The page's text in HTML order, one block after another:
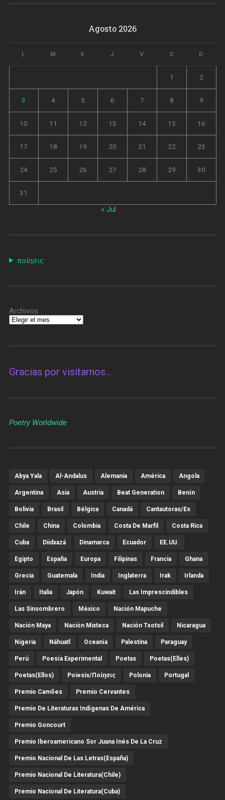
Agosto 2026
L M X J V S D
1 2
3 4 5 6 7 8 9
10 11 12 13 14 15 16
17 18 19 20 21 22 23
24 25 26 27 28 29 30
31
« Jul
ποίησις
Archivos
Gracias por visitarnos…
Poetry Worldwide
Abya Yala Al-Andalus Alemania América Angola
Argentina Asia Austria Beat Generation Benín
Bolivia Brasil Bélgica Canadá Cantautoras/es
Chile China Colombia Costa De Marfil Costa Rica
Cuba Diidxazá Dinamarca Ecuador EE.UU.
Egipto España Europa Filipinas Francia Ghana
Grecia Guatemala India Inglaterra Irak Irlanda
Irán Italia Japón Kuwait Las Imprescindibles
Las Sinsombrero México Nación Mapuche
Nación Maya Nación Mixteca Nación Tsotsil Nicaragua
Nigeria Náhuatl Oceanía Palestina Paraguay
Perú Poesía Experimental Poetas Poetas(Elles)
Poetas(Ellos) Poiesis/ποίησις Polonia Portugal
Premio Camões Premio Cervantes
Premio De Literaturas Indígenas De América
Premio Goncourt
Premio Iberoamericano Sor Juana Inés De La Cruz
Premio Nacional De Las Letras(España)
Premio Nacional De Literatura(Chile)
Premio Nacional De Literatura(Cuba)